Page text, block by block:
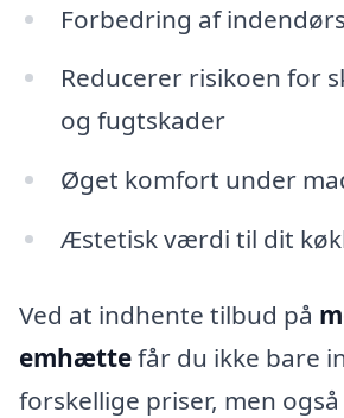
Forbedring af
Reducerer risikoen for
og fugtskader
Øget komfort under
Æstetisk værdi til dit
Ved at indhente tilbud på
emhættefår du ikke bare
forskellige priser, men